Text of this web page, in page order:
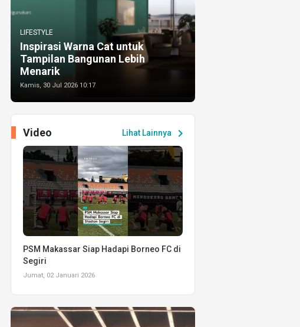
LIFESTYLE
Inspirasi Warna Cat untuk
Tampilan Bangunan Lebih
Menarik
Kamis, 30 Jul 2026 10:17
Lihat Lainnya chevron_right
Video
PSM Makassar Siap Hadapi Borneo FC di
Segiri
Jumat, 02 Januari 2026